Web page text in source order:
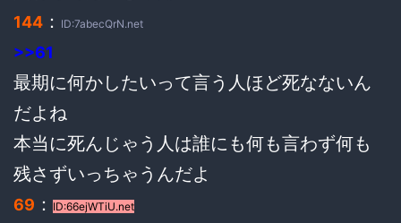
144 ： ID:7abecQrN.net
>>61
最期に何かしたいって言う人ほど死なないん
だよね
本当に死んじゃう人は誰にも何も言わず何も
残さずいっちゃうんだよ
69 ： ID:66ejWTiU.net